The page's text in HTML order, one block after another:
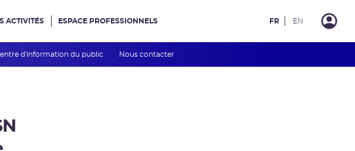
d'information du public Nous contacter
ACTIVITÉS ESPACE PROFESSIONNELS FR EN